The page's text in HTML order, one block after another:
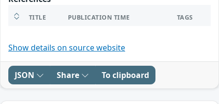
TITLE PUBLICATION TIME TAGS
Show details on source website
JSON Share To clipboard